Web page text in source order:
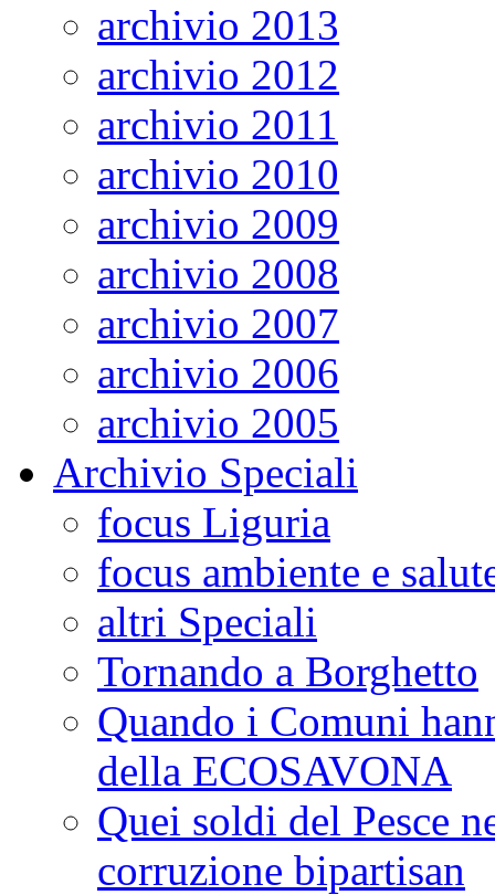
archivio 2013
archivio 2012
archivio 2011
archivio 2010
archivio 2009
archivio 2008
archivio 2007
archivio 2006
archivio 2005
Archivio Speciali
focus Liguria
focus ambiente e
altri Speciali
Tornando a Borghetto
Quando i Comuni
della ECOSAVONA
Quei soldi del Pesce
corruzione bipartisan